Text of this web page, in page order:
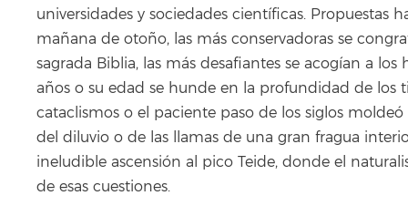
universidades y sociedades científicas. Propuestas
mañana de otoño, las más conservadoras se
sagrada Biblia, las más desafiantes se acogían a
años o su edad se hunde en la profundidad de los
cataclismos o el paciente paso de los siglos
del diluvio o de las llamas de una gran fragua
ineludible ascensión al pico Teide, donde el
de esas cuestiones.